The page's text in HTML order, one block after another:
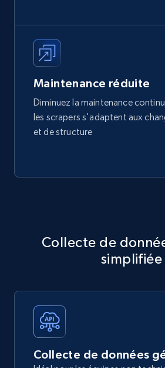
Maintenance réduite
Diminuez la maintenance
les scrapers s'adaptent aux
et de structure
Collecte de
simplifiée
Collecte de données